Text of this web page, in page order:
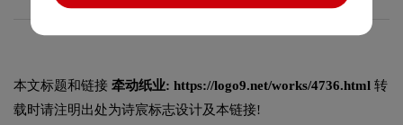
本文标题和链接 牵动纸业: https://logo9.net/works/4736.html 转
载时请注明出处为诗宸标志设计及本链接!